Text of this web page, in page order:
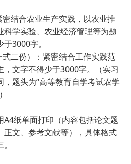
结合农业生产实践，以农业推
科学实验、农业经济管理等为题
3000字。
二份）：紧密结合工作实践范
文字不得少于3000字。（实习
题头为“高等教育自学考试农学
A4纸单面打印（内容包括论文题
正文、参考文献等），具体格式